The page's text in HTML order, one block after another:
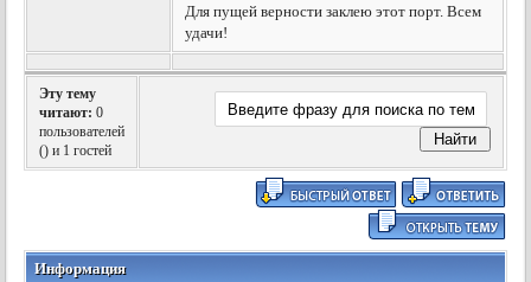
Для пущей верности заклею этот порт. Всем
удачи!
Эту тему
читают: 0
пользователей
() и 1 гостей
Информация